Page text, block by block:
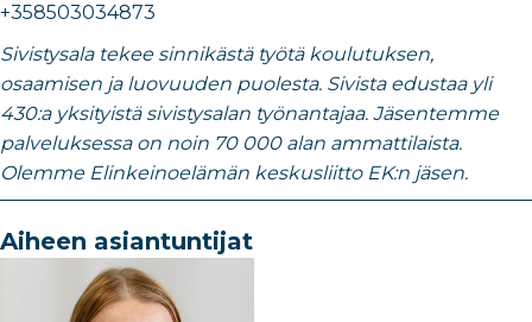
+358503034873
Sivistysala tekee sinnikästä työtä koulutuksen,
osaamisen ja luovuuden puolesta. Sivista edustaa yli
430:a yksityistä sivistysalan työnantajaa. Jäsentemme
palveluksessa on noin 70 000 alan ammattilaista.
Olemme Elinkeinoelämän keskusliitto EK:n jäsen.
Aiheen asiantuntijat